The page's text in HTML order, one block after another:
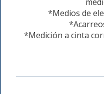
*Medios de
*Medición a cinta